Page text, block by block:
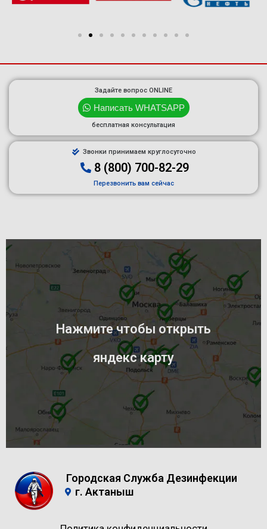
Задайте вопрос ONLINE
Написать WHATSAPP
бесплатная консультация
Звонки принимаем круглосуточно
8 (800) 700-82-29
Перезвонить вам сейчас
Нажмите чтобы открыть
яндекс карту
Городская Служба Дезинфекции
г. Актаныш